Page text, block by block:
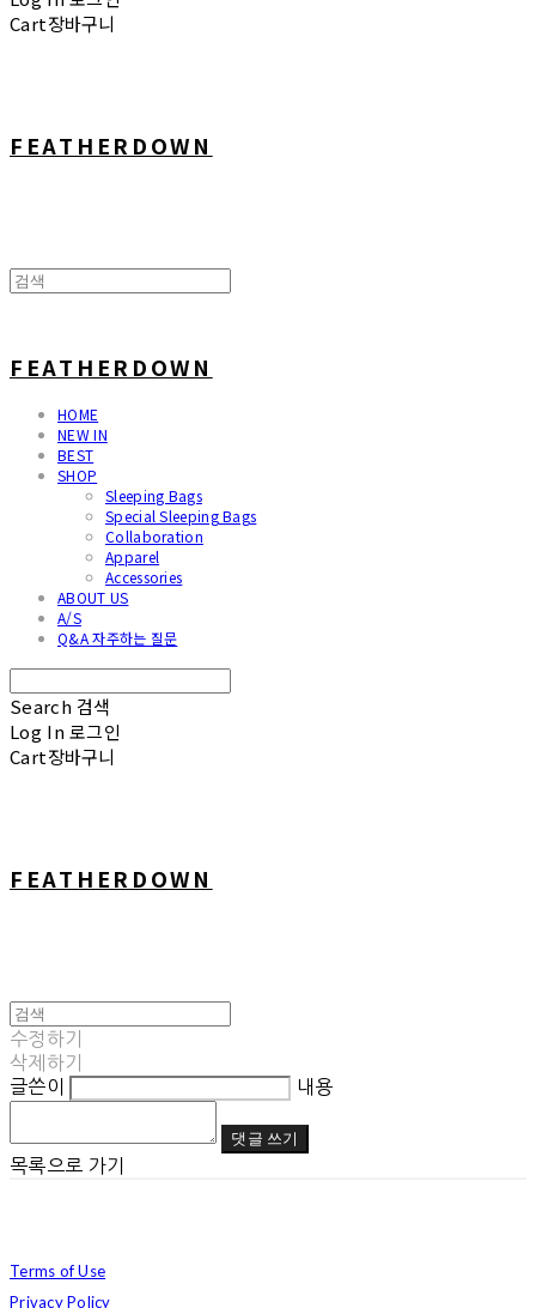
Cart장바구니
FEATHERDOWN
FEATHERDOWN
HOME
NEW IN
BEST
SHOP
Sleeping Bags
Special Sleeping Bags
Collaboration
Apparel
Accessories
ABOUT US
A/S
Q&A 자주하는 질문
Search 검색
Log In 로그인
Cart장바구니
FEATHERDOWN
수정하기
삭제하기
글쓴이
내용
댓글 쓰기
목록으로 가기
Terms of Use
Privacy Policy